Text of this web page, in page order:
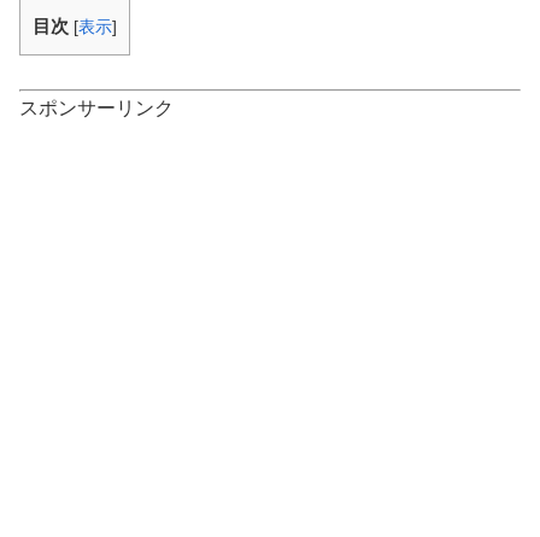
目次 [表示]
スポンサーリンク